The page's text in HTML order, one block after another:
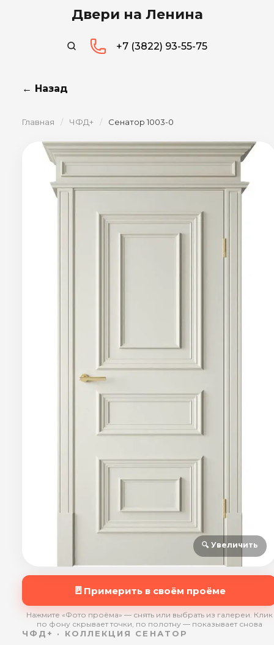
Двери на Ленина
+7 (3822) 93-55-75
← Назад
Главная / ЧФД+ / Сенатор 1003-0
🔍 Увеличить
🚪 Примерить в своём проёме
Нажмите «Фото проёма» — снять или выбрать из галереи. Клик
по фону скрывает точки, по полотну — показывает снова
ЧФД+ · КОЛЛЕКЦИЯ СЕНАТОР